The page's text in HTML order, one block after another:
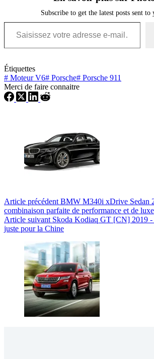
Subscribe to get the latest posts sent to
Saisissez votre adresse e-mail…
Étiquettes
# Moteur V6# Porsche# Porsche 911
Merci de faire connaitre
Article précédent BMW M340i xDrive Sedan
combinaison parfaite de performance et de luxe
Article suivant Skoda Kodiaq GT [CN] 2019
juste pour la Chine